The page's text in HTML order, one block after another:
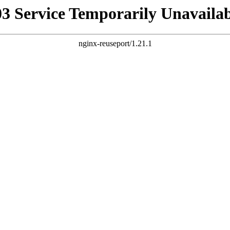
Service Temporarily
nginx-reuseport/1.21.1